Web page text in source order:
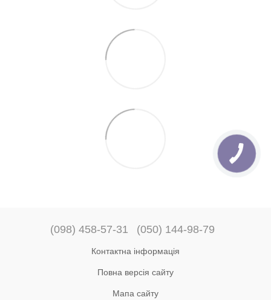
(098) 458-57-31 (050) 144-98-79
Контактна інформація
Повна версія сайту
Мапа сайту